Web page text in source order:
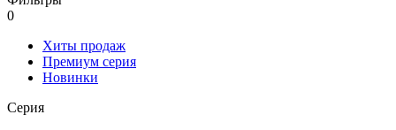
0
Хиты продаж
Премиум серия
Новинки
Серия